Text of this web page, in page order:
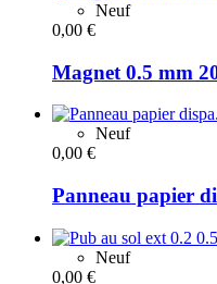
Neuf
0,00 €
Magnet 0.5 mm
Neuf
0,00 €
Panneau papier
Neuf
0,00 €